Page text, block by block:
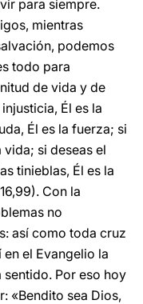
para siempre.
mientras
podemos
todo para
de vida y de
Él es la
Él es la fuerza; si
vida; si deseas el
tinieblas, Él es la
Con la
no
así como toda cruz
el Evangelio la
Por eso hoy
«Bendito sea Dios,